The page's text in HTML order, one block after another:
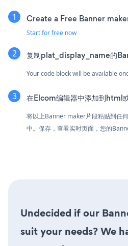
Create a Free Banner
Start for free now
复制plat_display_name的
Your code block will be available
在Elcom编辑器中添加到html
将以上Banner maker片段粘贴到任
中。保存，查看实时页面，您的
Undecided if our
suit your needs? We